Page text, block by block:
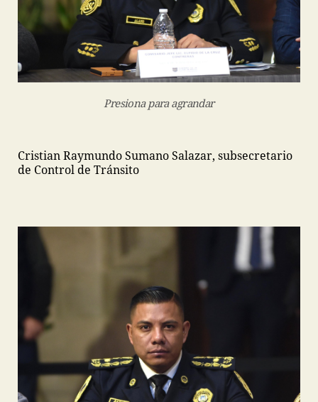
Presiona para agrandar
Cristian Raymundo Sumano Salazar, subsecretario
de Control de Tránsito